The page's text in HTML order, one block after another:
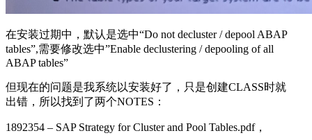
在安装过期中，默认是选中“Do not decluster / depool ABAP
tables”,需要修改选中”Enable declustering / depooling of all
ABAP tables”
但现在的问题是我系统以安装好了，只是创建CLASS时就
出错，所以找到了两个NOTES：
1892354 – SAP Strategy for Cluster and Pool Tables.pdf，